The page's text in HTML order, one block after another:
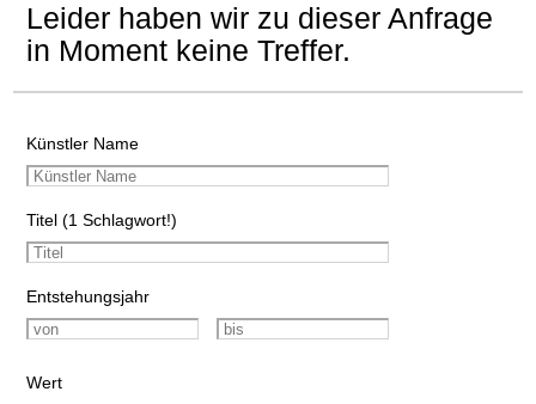
Leider haben wir zu dieser Anfrage
in Moment keine Treffer.
Künstler Name
Titel (1 Schlagwort!)
Entstehungsjahr
Wert